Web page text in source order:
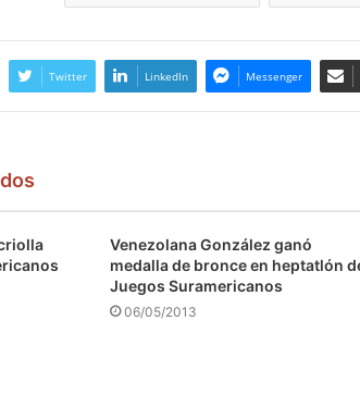
Twitter LinkedIn Messenger
Venezolana González ganó
medalla de bronce en heptatlón
Juegos Suramericanos
06/05/2013